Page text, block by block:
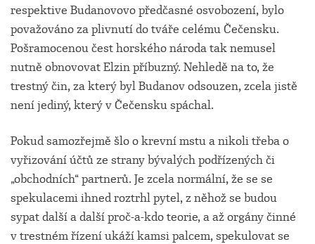
respektive Budanovovo předčasné osvobození, bylo
považováno za plivnutí do tváře celému Čečensku.
Pošramocenou čest horského národa tak nemusel
nutně obnovovat Elzin příbuzný. Nehledě na to, že
trestný čin, za který byl Budanov odsouzen, zcela jistě
není jediný, který v Čečensku spáchal.
Pokud samozřejmě šlo o krevní mstu a nikoli třeba o
vyřizování účtů ze strany bývalých podřízených či
„obchodních“ partnerů. Je zcela normální, že se se
spekulacemi ihned roztrhl pytel, z něhož se budou
sypat další a další proč-a-kdo teorie, a až orgány činné
v trestném řízení ukáží kamsi palcem, spekulovat se